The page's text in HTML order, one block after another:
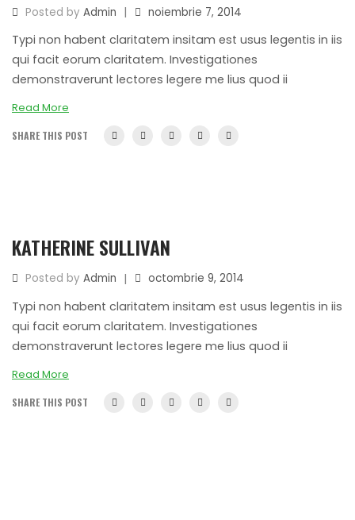
Posted by Admin | noiembrie 7, 2014
Typi non habent claritatem insitam est usus legentis in iis
qui facit eorum claritatem. Investigationes
demonstraverunt lectores legere me lius quod ii
Read More
SHARE THIS POST
KATHERINE SULLIVAN
Posted by Admin | octombrie 9, 2014
Typi non habent claritatem insitam est usus legentis in iis
qui facit eorum claritatem. Investigationes
demonstraverunt lectores legere me lius quod ii
Read More
SHARE THIS POST